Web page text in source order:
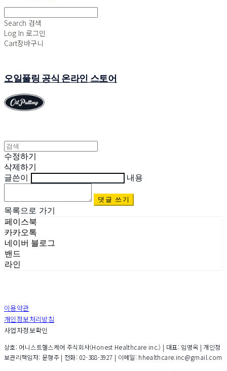
Search 검색
Log In 로그인
Cart장바구니
오일풀링 공식 온라인 스토어
수정하기
삭제하기
글쓴이
내용
댓글 쓰기
목록으로 가기
페이스북
카카오톡
네이버 블로그
밴드
라인
이용약관
개인정보처리방침
사업자정보확인
상호: 어니스트헬스케어 주식회사(Honest Healthcare inc.) | 대표: 임명옥 | 개인정
보관리책임자: 문형주 | 전화: 02-388-3927 | 이메일: hhealthcare.inc@gmail.com